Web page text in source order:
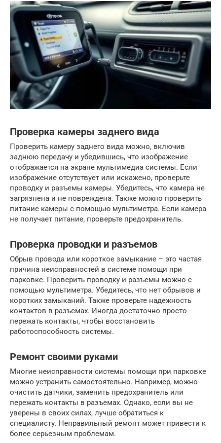
Проверка камеры заднего вида
Проверить камеру заднего вида можно, включив
заднюю передачу и убедившись, что изображение
отображается на экране мультимедиа системы. Если
изображение отсутствует или искажено, проверьте
проводку и разъемы камеры. Убедитесь, что камера не
загрязнена и не повреждена. Также можно проверить
питание камеры с помощью мультиметра. Если камера
не получает питание, проверьте предохранитель.
Проверка проводки и разъемов
Обрыв провода или короткое замыкание – это частая
причина неисправностей в системе помощи при
парковке. Проверить проводку и разъемы можно с
помощью мультиметра. Убедитесь, что нет обрывов и
коротких замыканий. Также проверьте надежность
контактов в разъемах. Иногда достаточно просто
пережать контакты, чтобы восстановить
работоспособность системы.
Ремонт своими руками
Многие неисправности системы помощи при парковке
можно устранить самостоятельно. Например, можно
очистить датчики, заменить предохранитель или
пережать контакты в разъемах. Однако, если вы не
уверены в своих силах, лучше обратиться к
специалисту. Неправильный ремонт может привести к
более серьезным проблемам.